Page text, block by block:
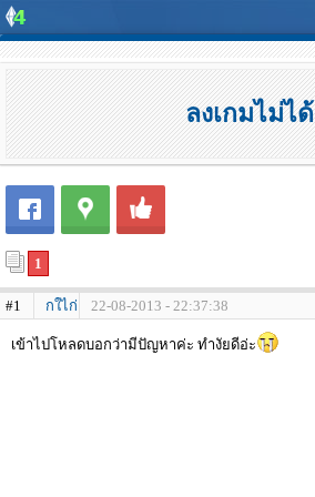
ลงเกมไม่ได้
1
#1 กใไก่ 22-08-2013 - 22:37:38
เข้าไปโหลดบอกว่ามีปัญหาค่ะ ทำงัยดีอ่ะ